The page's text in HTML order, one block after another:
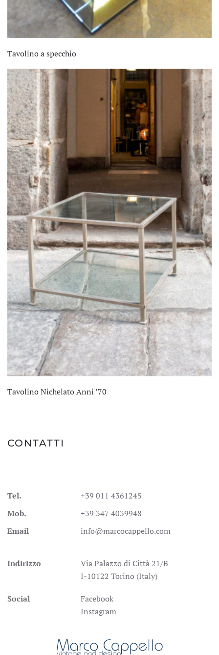
Tavolino a specchio
Tavolino Nichelato Anni ’70
CONTATTI
Tel.
+39 011 4361245
Mob.
+39 347 4039948
Email
info@marcocappello.com
Indirizzo
Via Palazzo di Città 21/B
I-10122 Torino (Italy)
Social
Facebook
Instagram